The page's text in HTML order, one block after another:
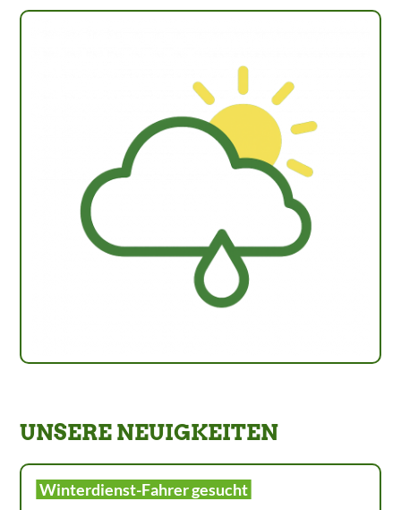
UNSERE NEUIGKEITEN
Winterdienst-Fahrer gesucht